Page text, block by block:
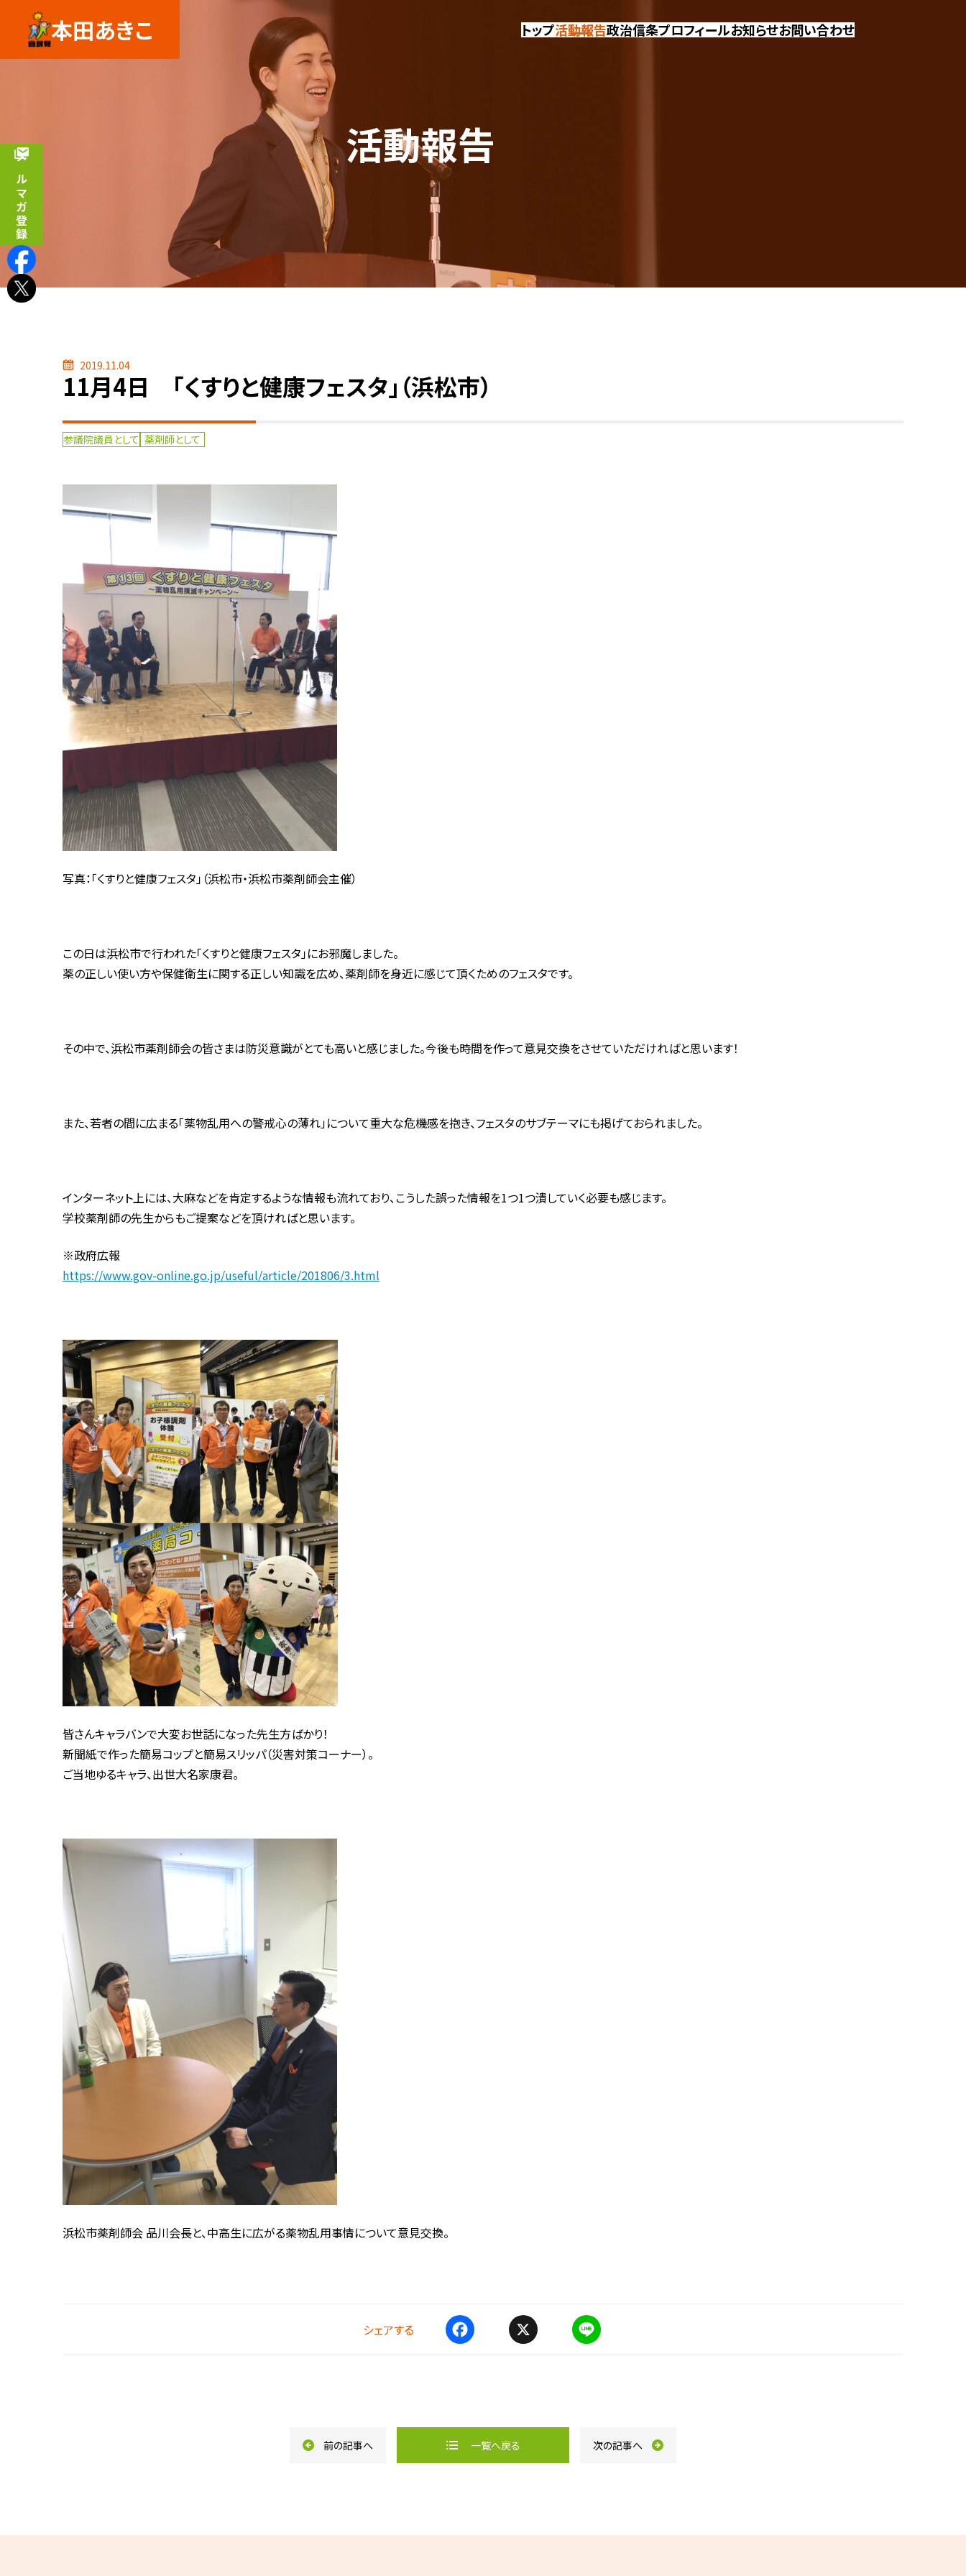
本田あきこ トップ活動報告政治信条プロフィールお知らせお問い合わせ
活動報告
メルマガ登録
2019.11.04
11月4日 「くすりと健康フェスタ」（浜松市）
参議院議員として 薬剤師として
写真：「くすりと健康フェスタ」（浜松市・浜松市薬剤師会主催）
この日は浜松市で行われた「くすりと健康フェスタ」にお邪魔しました。
薬の正しい使い方や保健衛生に関する正しい知識を広め、薬剤師を身近に感じて頂くためのフェスタです。
その中で、浜松市薬剤師会の皆さまは防災意識がとても高いと感じました。今後も時間を作って意見交換をさせていただければと思います！
また、若者の間に広まる「薬物乱用への警戒心の薄れ」について重大な危機感を抱き、フェスタのサブテーマにも掲げておられました。
インターネット上には、大麻などを肯定するような情報も流れており、こうした誤った情報を1つ1つ潰していく必要も感じます。
学校薬剤師の先生からもご提案などを頂ければと思います。
※政府広報
https://www.gov-online.go.jp/useful/article/201806/3.html
皆さんキャラバンで大変お世話になった先生方ばかり！
新聞紙で作った簡易コップと簡易スリッパ（災害対策コーナー）。
ご当地ゆるキャラ、出世大名家康君。
浜松市薬剤師会 品川会長と、中高生に広がる薬物乱用事情について意見交換。
シェアする
k
一覧へ戻る
前の記事へ 次の記事へ